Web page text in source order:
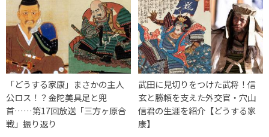
「どうする家康」まさかの主人
公ロス！？金陀美具足と兜
首……第17回放送「三方ヶ原合
戦」振り返り
武田に見切りをつけた武将！信
玄と勝頼を支えた外交官・穴山
信君の生涯を紹介【どうする家
康】